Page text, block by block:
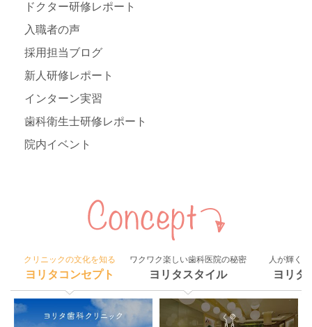
ドクター研修レポート
入職者の声
採用担当ブログ
新人研修レポート
インターン実習
歯科衛生士研修レポート
院内イベント
クリニックの文化を知る
ヨリタコンセプト
ワクワク楽しい歯科医院の秘密
ヨリタスタイル
人が輝く
ヨリタ